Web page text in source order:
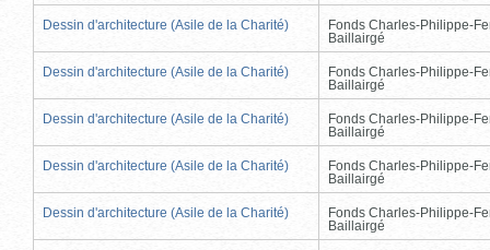
Dessin d'architecture (Asile de la Charité)
Fonds Charles-Philippe-
Baillairgé
Dessin d'architecture (Asile de la Charité)
Fonds Charles-Philippe-
Baillairgé
Dessin d'architecture (Asile de la Charité)
Fonds Charles-Philippe-
Baillairgé
Dessin d'architecture (Asile de la Charité)
Fonds Charles-Philippe-
Baillairgé
Dessin d'architecture (Asile de la Charité)
Fonds Charles-Philippe-
Baillairgé